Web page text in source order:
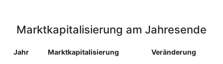
Marktkapitalisierung am Jahresende
Jahr Marktkapitalisierung Veränderung